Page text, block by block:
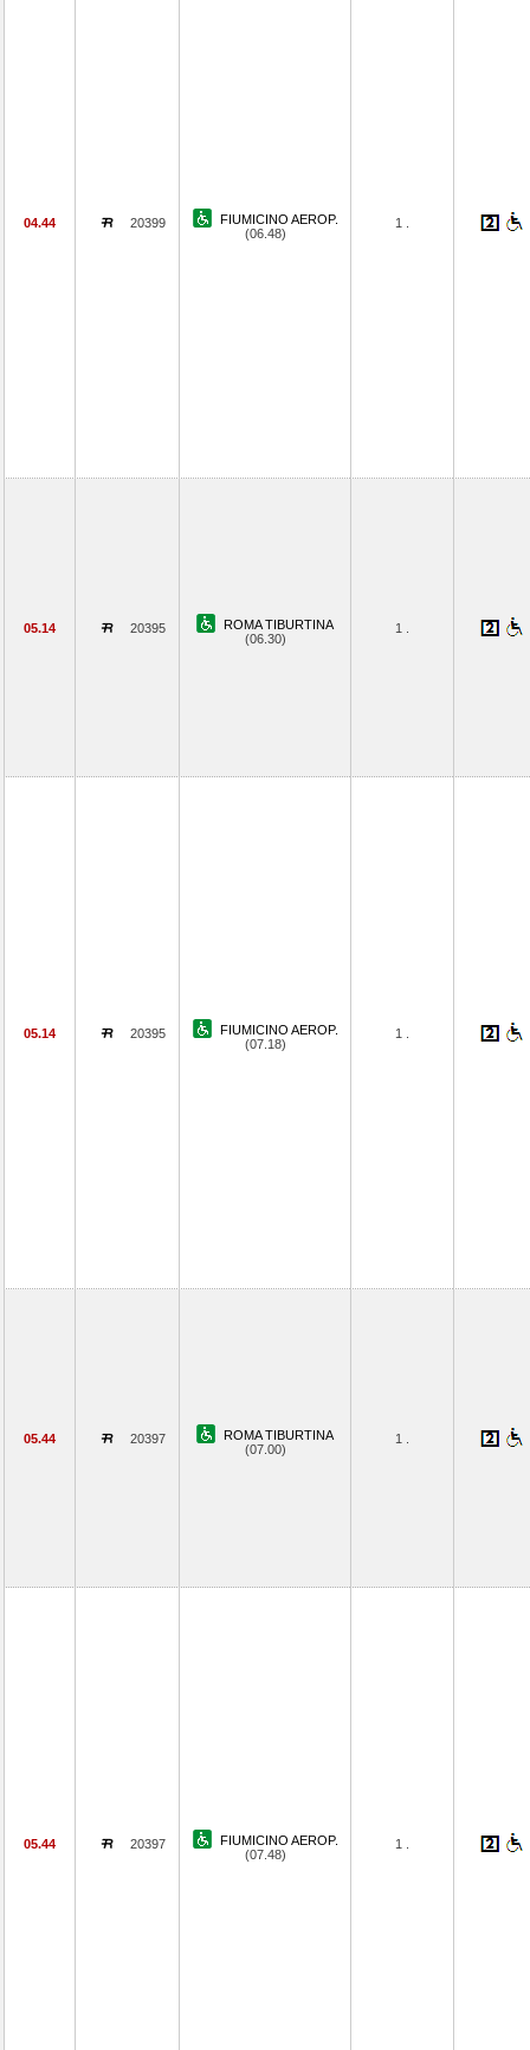
04.44 20399
FIUMICINO AEROP.
(06.48)
1 .
05.14 20395
ROMA TIBURTINA
(06.30)
1 .
05.14 20395
FIUMICINO AEROP.
(07.18)
1 .
05.44 20397
ROMA TIBURTINA
(07.00)
1 .
05.44 20397
FIUMICINO AEROP.
(07.48)
1 .